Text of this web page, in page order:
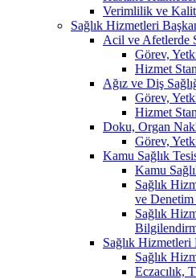
Verimlilik ve
Sağlık Hizmetleri
Acil ve Afetlerde
Görev,
Hizmet
Ağız ve Diş
Görev,
Hizmet
Doku, Organ
Görev,
Kamu Sağlık
Kamu
Sağlık
ve
Sağlık
Sağlık
Sağlık
Eczacılık,